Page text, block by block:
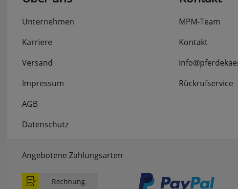
MPM-Team
Kontakt
Rückrufservice
Unternehmen
Karriere
Versand
Impressum
AGB
Datenschutz
Angebotene Zahlungsarten
Rechnung